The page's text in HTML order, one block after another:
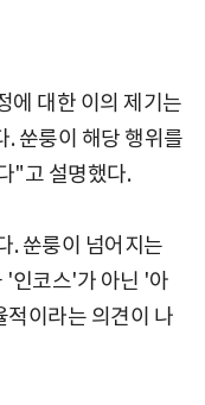
에 대한 이의 제기는
. 쑨룽이 해당 행위를
"고 설명했다.
. 쑨룽이 넘어지는
'인코스'가 아닌 '아
이라는 의견이 나